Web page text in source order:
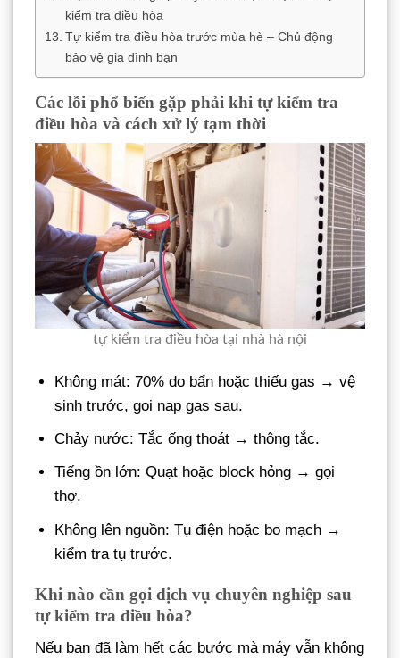
kiểm tra điều hòa
Tự kiểm tra điều hòa trước mùa hè – Chủ động
bảo vệ gia đình bạn
Các lỗi phổ biến gặp phải khi tự kiểm tra
điều hòa và cách xử lý tạm thời
tự kiểm tra điều hòa tại nhà hà nội
Không mát: 70% do bẩn hoặc thiếu gas → vệ
sinh trước, gọi nạp gas sau.
Chảy nước: Tắc ống thoát → thông tắc.
Tiếng ồn lớn: Quạt hoặc block hỏng → gọi
thợ.
Không lên nguồn: Tụ điện hoặc bo mạch →
kiểm tra tụ trước.
Khi nào cần gọi dịch vụ chuyên nghiệp sau
tự kiểm tra điều hòa?
Nếu bạn đã làm hết các bước mà máy vẫn không